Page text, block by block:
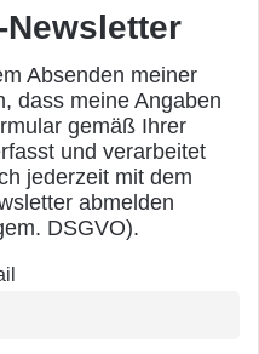
Newsletter
Absenden meiner
dass meine Angaben
gemäß Ihrer
und verarbeitet
jederzeit mit dem
abmelden
DSGVO).